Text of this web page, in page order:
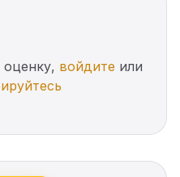
войдите или